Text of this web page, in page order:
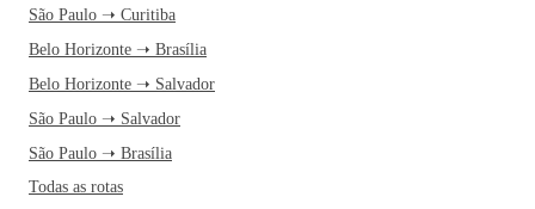
São Paulo ➝ Curitiba
Belo Horizonte ➝ Brasília
Belo Horizonte ➝ Salvador
São Paulo ➝ Salvador
São Paulo ➝ Brasília
Todas as rotas